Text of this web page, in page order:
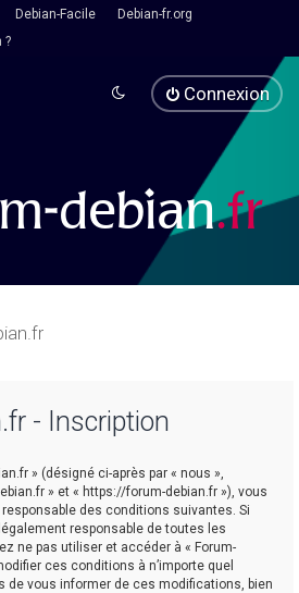
Debian-Facile
Debian-fr.org
?
Connexion
- Inscription
» (désigné ci-après par « nous »,
» et « https://forum-debian.fr »), vous
des conditions suivantes. Si
responsable de toutes les
ne pas utiliser et accéder à « Forum-
ces conditions à n’importe quel
de vous informer de ces modifications, bien